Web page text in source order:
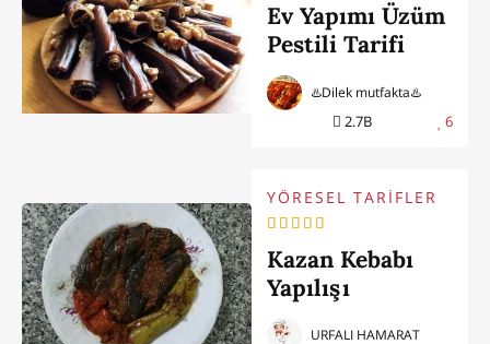
Ev Yapımı Üzüm
Pestili Tarifi
2.7B 6
♨️Dilek mutfakta♨️
YÖRESEL TARİFLER
Kazan Kebabı
Yapılışı
URFALI HAMARAT